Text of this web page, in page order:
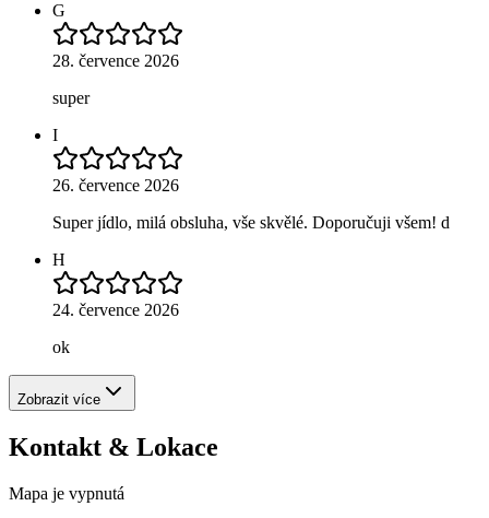
G
28. července 2026
super
I
26. července 2026
Super jídlo, milá obsluha, vše skvělé. Doporučuji všem! d
H
24. července 2026
ok
Zobrazit více
Kontakt & Lokace
Mapa je vypnutá